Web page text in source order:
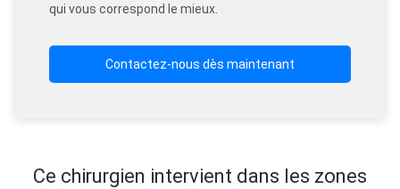
qui vous correspond le mieux.
Contactez-nous dès maintenant
Ce chirurgien intervient dans les zones